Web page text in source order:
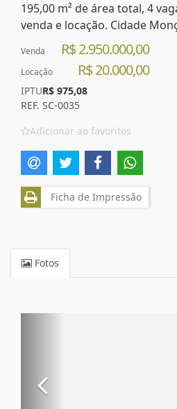
195,00 m² de área total, 4
venda e locação. Cidade
Venda R$ 2.950.000,00
Locação R$ 20.000,00
IPTUR$ 975,08
REF. SC-0035
Adicionar ao favoritos
Ficha de Impressão
Fotos